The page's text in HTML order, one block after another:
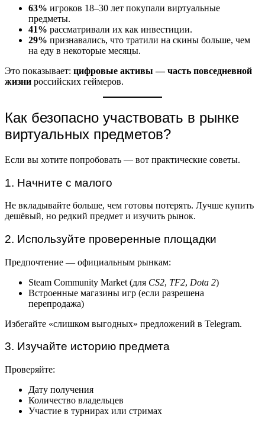
63% игроков 18–30 лет покупали виртуальные
предметы.
41% рассматривали их как инвестиции.
29% признавались, что тратили на скины больше, чем
на еду в некоторые месяцы.
Это показывает: цифровые активы — часть повседневной
жизни российских геймеров.
Как безопасно участвовать в рынке
виртуальных предметов?
Если вы хотите попробовать — вот практические советы.
1. Начните с малого
Не вкладывайте больше, чем готовы потерять. Лучше купить
дешёвый, но редкий предмет и изучить рынок.
2. Используйте проверенные площадки
Предпочтение — официальным рынкам:
Steam Community Market (для CS2, TF2, Dota 2)
Встроенные магазины игр (если разрешена
перепродажа)
Избегайте «слишком выгодных» предложений в Telegram.
3. Изучайте историю предмета
Проверяйте:
Дату получения
Количество владельцев
Участие в турнирах или стримах